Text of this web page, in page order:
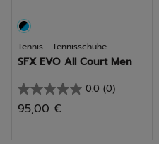
Tennis - Tennisschuhe
SFX EVO All Court Men
0.0 (0)
0.0
von
95,00 €